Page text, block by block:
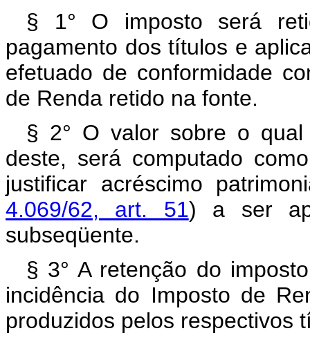
§ 1° O imposto será
pagamento dos títulos e
efetuado de conformidade
de Renda retido na fonte.
§ 2° O valor sobre o
deste, será computado
justificar acréscimo
4.069/62, art. 51) a ser
subseqüente.
§ 3° A retenção do
incidência do Imposto de
produzidos pelos respectivos